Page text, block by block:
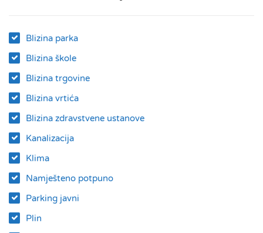
Blizina parka
Blizina škole
Blizina trgovine
Blizina vrtića
Blizina zdravstvene ustanove
Kanalizacija
Klima
Namješteno potpuno
Parking javni
Plin